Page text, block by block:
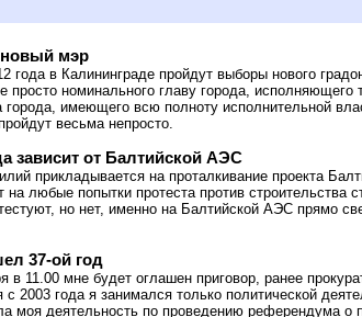
новый мэр
года в Калининграде пройдут выборы нового
просто номинального главу города, исполняющего
имеющего всю полноту исполнительной
весьма непросто.
зависит от Балтийской АЭС
прикладывается на проталкивание проекта
на любые попытки протеста против строительства
но нет, именно на Балтийской АЭС прямо
37-ой год
в 11.00 мне будет оглашен приговор, ранее
2003 года я занимался только политической
моя деятельность по проведению референдума о